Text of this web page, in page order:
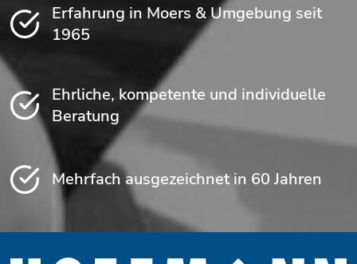
Erfahrung in Moers & Umgebung seit
1965
Ehrliche, kompetente und individuelle
Beratung
Mehrfach ausgezeichnet in 60 Jahren